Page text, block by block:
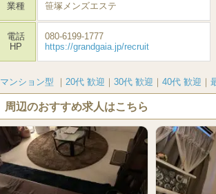
業種 笹塚メンズエステ
電話
HP
080-6199-1777
https://grandgaia.jp/recruit
マンション型 ｜ 20代 歓迎 ｜ 30代 歓迎 ｜ 40代 歓迎 ｜
周辺のおすすめ求人はこちら